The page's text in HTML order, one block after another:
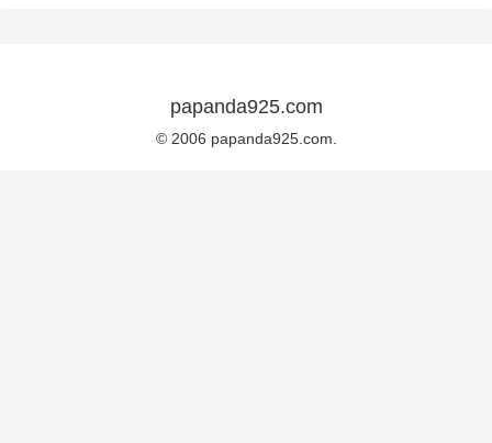
papanda925.com
© 2006 papanda925.com.